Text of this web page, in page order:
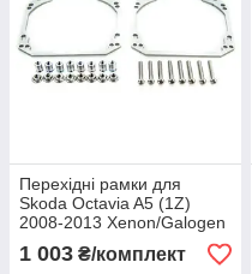
Перехідні рамки для
Skoda Octavia A5 (1Z)
2008-2013 Xenon/Galogen
на модуль Hella 3/3R
(22501)
1 003 ₴/комплект